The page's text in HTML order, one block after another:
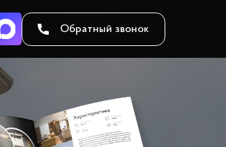
Обратный звонок